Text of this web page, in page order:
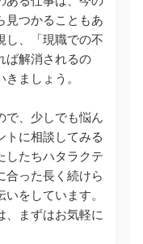
見つかることもあ
し、「現職での不
ば解消されるの
ましょう。
で、少しでも悩ん
トに相談してみる
したちハタラクテ
合った長く続けら
をしています。
、まずはお気軽に